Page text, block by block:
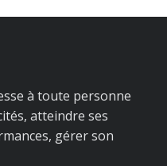
à toute personne
atteindre ses
gérer son